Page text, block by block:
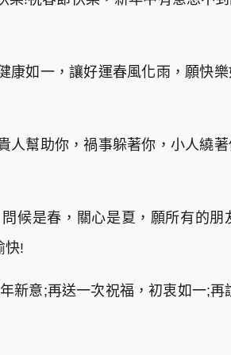
康如一，讓好運春風化雨，願快
人幫助你，禍事躲著你，小人繞
候是春，關心是夏，願所有的
快!
新意;再送一次祝福，初衷如一;